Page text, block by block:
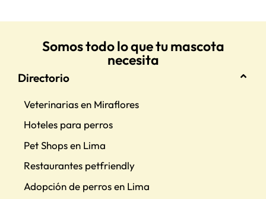
Somos todo lo que tu mascota
necesita
Directorio
Veterinarias en Miraflores
Hoteles para perros
Pet Shops en Lima
Restaurantes petfriendly
Adopción de perros en Lima